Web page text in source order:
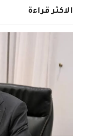
الاكثر قراءة